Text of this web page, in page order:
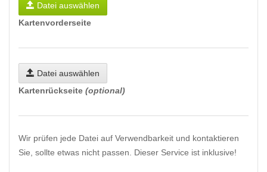
Datei auswählen
Kartenvorderseite
Datei auswählen
Kartenrückseite (optional)
Wir prüfen jede Datei auf Verwendbarkeit und kontaktieren
Sie, sollte etwas nicht passen. Dieser Service ist inklusive!